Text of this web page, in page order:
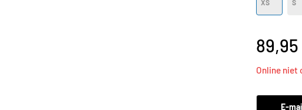
XS S
89,95
Online niet
E-